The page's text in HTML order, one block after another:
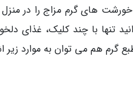
های گرم مزاج را در
تنها با چند کلیک، غذای
گرم هم می توان به موارد زیر